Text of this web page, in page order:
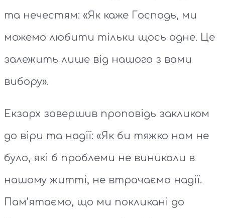
та нечестям: «Як каже Господь, ми
можемо любити тільки щось одне. Це
залежить лише від нашого з вами
вибору».
Екзарх завершив проповідь закликом
до віри та надії: «Як би тяжко нам не
було, які б проблеми не виникали в
нашому житті, не втрачаємо надії.
Пам’ятаємо, що ми покликані до